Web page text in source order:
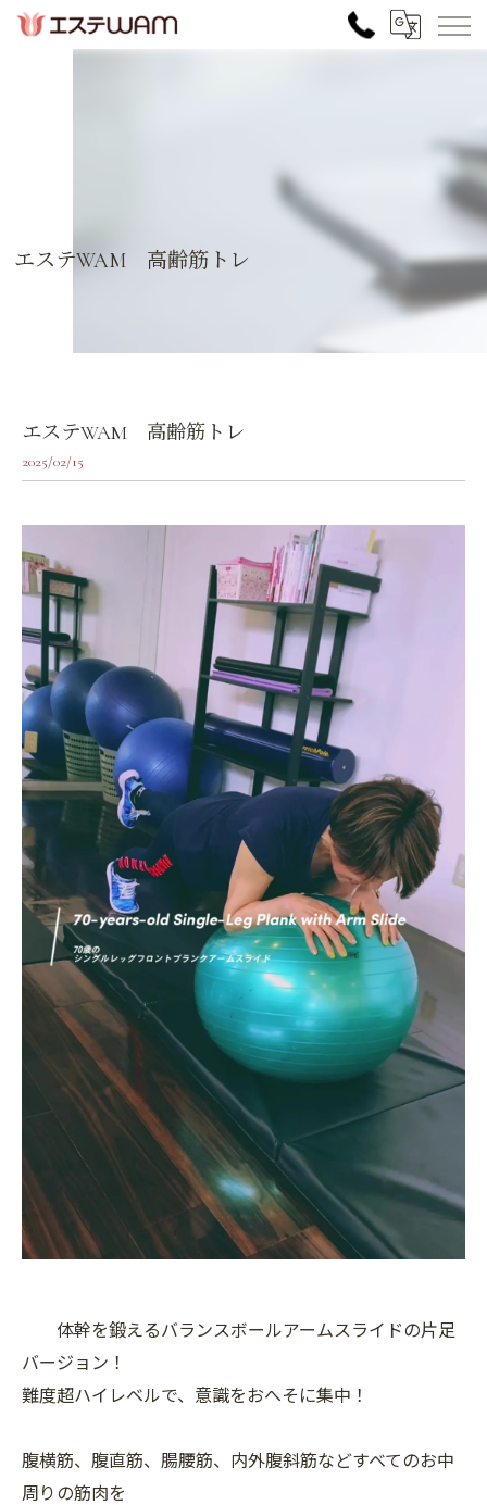
エステWAM 高齢筋トレ
エステWAM 高齢筋トレ
2025/02/15
体幹を鍛えるバランスボールアームスライドの片足
バージョン！
難度超ハイレベルで、意識をおへそに集中！
腹横筋、腹直筋、腸腰筋、内外腹斜筋などすべてのお中
周りの筋肉を